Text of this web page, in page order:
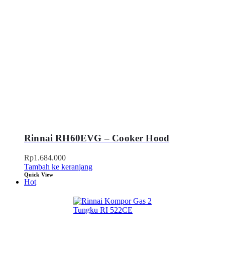
Rinnai RH60EVG – Cooker Hood
Rp1.684.000
Tambah ke keranjang
Quick View
Hot